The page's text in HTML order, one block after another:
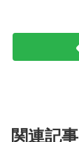
関連記事